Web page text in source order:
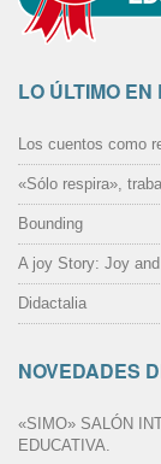
LO ÚLTIMO
Los cuentos como
«Sólo respira»,
Bounding
A joy Story: Joy
Didactalia
NOVEDADES
«SIMO» SALÓN
EDUCATIVA.